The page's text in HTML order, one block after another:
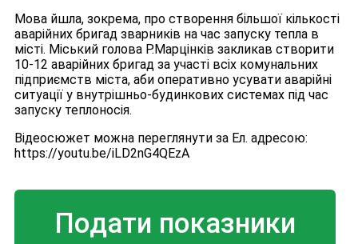
Мова йшла, зокрема, про створення більшої кількості
аварійних бригад зварників на час запуску тепла в
місті. Міський голова Р.Марцінків закликав створити
10-12 аварійних бригад за участі всіх комунальних
підприємств міста, аби оперативно усувати аварійні
ситуації у внутрішньо-будинкових системах під час
запуску теплоносія.
Відеосюжет можна переглянути за Ел. адресою:
https://youtu.be/iLD2nG4QEzA
Подати показники